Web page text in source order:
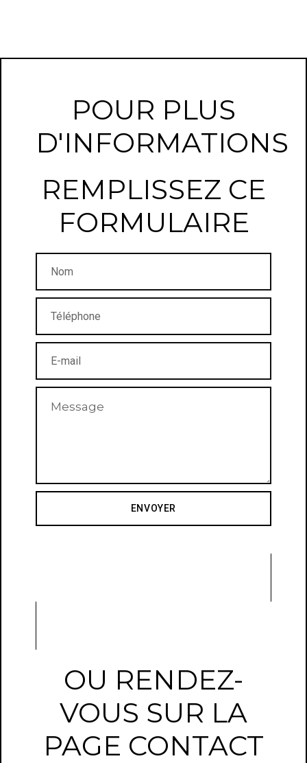
POUR PLUS
D'INFORMATIONS
REMPLISSEZ CE
FORMULAIRE
ENVOYER
OU RENDEZ-
VOUS SUR LA
PAGE CONTACT